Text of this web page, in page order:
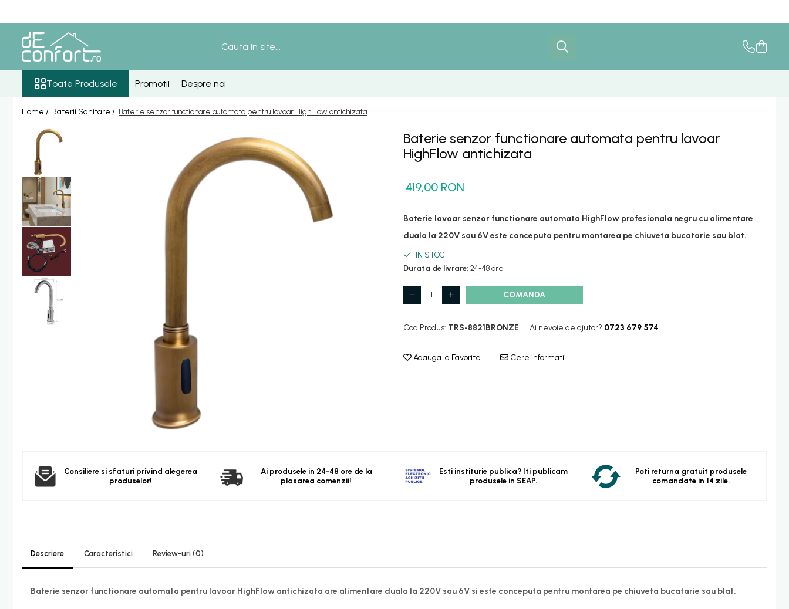
Toate Produsele
Baterii Sanitare
Senzori lavoar - pisoar
Baterie lavoar senzor
Baterie pisoar senzor
Accesorii baterii senzor
Baterii bronz antic
Baterie retro blat
Baterie bronz lavoar
Baterie bronz perete
Baterii lavoar
Baterie Bucatarie
Componente Dus
Furtun dus
Para dus
Set dus complet echipat
Suport prindere para dus
Baterie salon
Dispensere sapun lichid
Corpuri Iluminat
Toate Produsele Promotii Despre noi
Home / Baterii Sanitare / Baterie senzor functionare automata pentru lavoar HighFlow antichizata
Baterie senzor functionare automata pentru lavoar
HighFlow antichizata
419,00 RON
Baterie lavoar senzor functionare automata HighFlow profesionala negru cu alimentare
duala la 220V sau 6V este conceputa pentru montarea pe chiuveta bucatarie sau blat.
IN STOC
Durata de livrare: 24-48 ore
COMANDA
Cod Produs: TRS-8821BRONZE Ai nevoie de ajutor? 0723 679 574
Adauga la Favorite Cere informatii
Consiliere si sfaturi privind alegerea
produselor!
Ai produsele in 24-48 ore de la
plasarea comenzii!
Esti institurie publica? Iti publicam
produsele in SEAP.
Poti returna gratuit produsele
comandate in 14 zile.
Descriere Caracteristici Review-uri (0)
Baterie senzor functionare automata pentru lavoar HighFlow antichizata are alimentare duala la 220V sau 6V si este conceputa pentru montarea pe chiuveta bucatarie sau blat.